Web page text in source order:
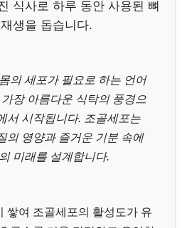
식사로 하루 동안 사용된 뼈
생을 돕습니다.
의 세포가 필요로 하는 언어
장 아름다운 식탁의 풍경으
서 시작됩니다. 조골세포는
의 영양과 즐거운 기분 속에
미래를 설계합니다.
쌓여 조골세포의 활성도가 유